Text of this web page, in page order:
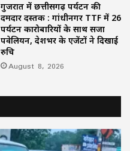
गुजरात में छत्तीसगढ़ पर्यटन की
दमदार दस्तक : गांधीनगर TTF में 26
पर्यटन कारोबारियों के साथ सजा
पवेलियन, देशभर के एजेंटों ने दिखाई
रुचि
August 8, 2026